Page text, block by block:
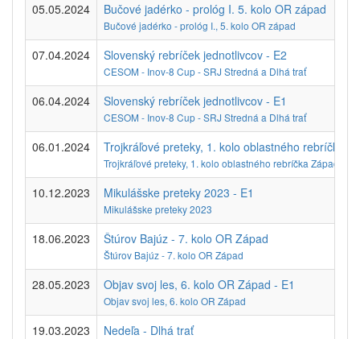
05.05.2024 Bučové jadérko - prológ I. 5. kolo OR západ
Bučové jadérko - prológ I., 5. kolo OR západ
07.04.2024 Slovenský rebríček jednotlivcov - E2
CESOM - Inov-8 Cup - SRJ Stredná a Dlhá trať
06.04.2024 Slovenský rebríček jednotlivcov - E1
CESOM - Inov-8 Cup - SRJ Stredná a Dlhá trať
06.01.2024 Trojkráľové preteky, 1. kolo oblastného rebríčka
Trojkráľové preteky, 1. kolo oblastného rebríčka Západ
10.12.2023 Mikulášske preteky 2023 - E1
Mikulášske preteky 2023
18.06.2023 Štúrov Bajúz - 7. kolo OR Západ
Štúrov Bajúz - 7. kolo OR Západ
28.05.2023 Objav svoj les, 6. kolo OR Západ - E1
Objav svoj les, 6. kolo OR Západ
19.03.2023 Nedeľa - Dlhá trať